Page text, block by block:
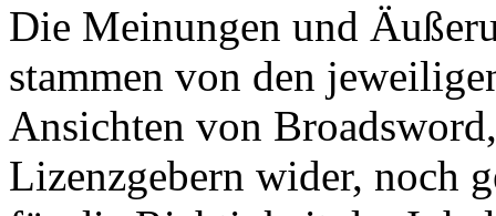
Die Meinungen und
stammen von den
Ansichten von
Lizenzgebern wider, noch